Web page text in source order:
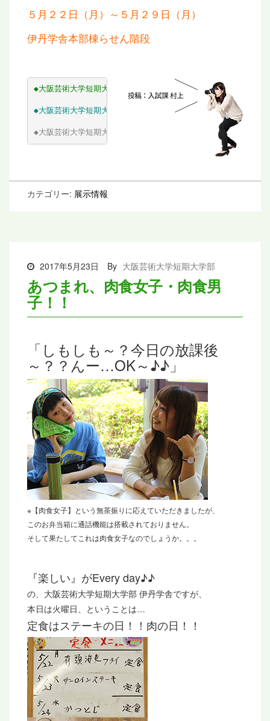
５月２２日（月）～５月２９日（月）
伊丹学舎本部棟らせん階段
◆大阪芸術大学短期大学部 ホームページ
◆大阪芸術大学短期大学部 ブログ
◆大阪芸術大学短期大学部 休講情報WEB
カテゴリー: 展示情報
2017年5月23日 By 大阪芸術大学短期大学部
あつまれ、肉食女子・肉食男
子！！
「しもしも～？今日の放課後
～？？んー…OK～♪♪」
※【肉食女子】という無茶振りに応えていただきましたが、
このお弁当箱に通話機能は搭載されておりません。
そして果たしてこれは肉食女子なのでしょうか。。。
『楽しい』がEvery day♪♪
の、大阪芸術大学短期大学部 伊丹学舎ですが、
本日は火曜日、ということは…
定食はステーキの日！！肉の日！！